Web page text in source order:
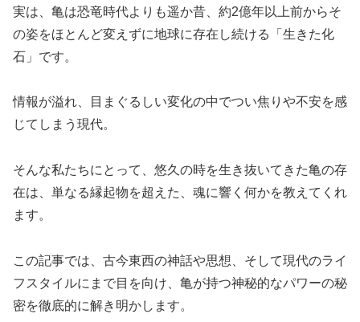
実は、亀は恐竜時代よりも遥か昔、約2億年以上前からそ
の姿をほとんど変えずに地球に存在し続ける「生きた化
石」です。
情報が溢れ、目まぐるしい変化の中でつい焦りや不安を感
じてしまう現代。
そんな私たちにとって、悠久の時を生き抜いてきた亀の存
在は、単なる縁起物を超えた、魂に響く何かを教えてくれ
ます。
この記事では、古今東西の神話や思想、そして現代のライ
フスタイルにまで目を向け、亀が持つ神秘的なパワーの秘
密を徹底的に解き明かします。